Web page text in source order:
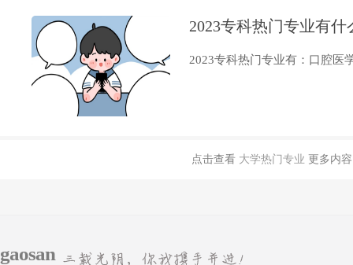
2023专科热门专业有
2023专科热门专业有：口腔医
点击查看 大学热门专业 更多内容
gaosan